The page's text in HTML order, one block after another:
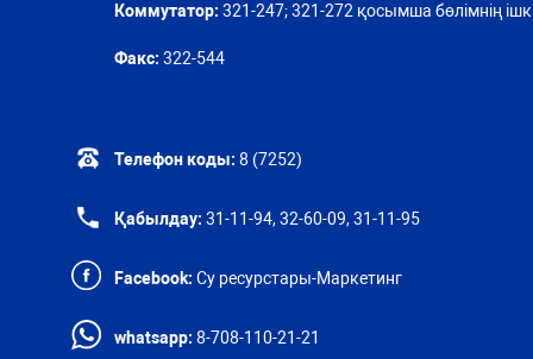
Коммутатор: 321-247; 321-272 қосымша бөлімнің ішкі
Факс: 322-544
Телефон коды: 8 (7252)
Қабылдау: 31-11-94, 32-60-09, 31-11-95
Facebook: Су ресурстары-Маркетинг
whatsapp: 8-708-110-21-21